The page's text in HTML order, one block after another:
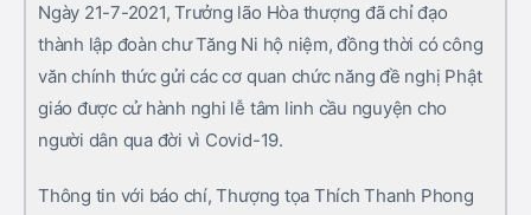
Ngày 21-7-2021, Trưởng lão Hòa thượng đã chỉ đạo
thành lập đoàn chư Tăng Ni hộ niệm, đồng thời có công
văn chính thức gửi các cơ quan chức năng đề nghị Phật
giáo được cử hành nghi lễ tâm linh cầu nguyện cho
người dân qua đời vì Covid-19.
Thông tin với báo chí, Thượng tọa Thích Thanh Phong